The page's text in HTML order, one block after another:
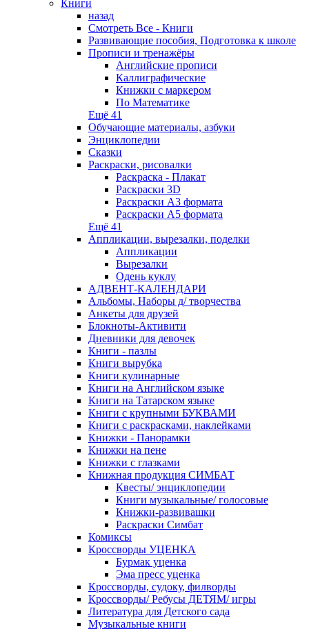
Книги
назад
Смотреть Все - Книги
Развивающие пособия, Подготовка к школе
Прописи и тренажёры
Английские прописи
Каллиграфические
Книжки с маркером
По Математике
Ещё 41
Обучающие материалы, азбуки
Энциклопедии
Сказки
Раскраски, рисовалки
Раскраска - Плакат
Раскраски 3D
Раскраски А3 формата
Раскраски А5 формата
Ещё 41
Аппликации, вырезалки, поделки
Аппликации
Вырезалки
Одень куклу
АДВЕНТ-КАЛЕНДАРИ
Альбомы, Наборы д/ творчества
Анкеты для друзей
Блокноты-Активити
Дневники для девочек
Книги - пазлы
Книги вырубка
Книги кулинарные
Книги на Английском языке
Книги на Татарском языке
Книги с крупными БУКВАМИ
Книги с раскрасками, наклейками
Книжки - Панорамки
Книжки на пене
Книжки с глазками
Книжная продукция СИМБАТ
Квесты/ энциклопедии
Книги музыкальные/ голосовые
Книжки-развивашки
Раскраски Симбат
Комиксы
Кроссворды УЦЕНКА
Бурмак уценка
Эма пресс уценка
Кроссворды, судоку, филворды
Кроссворды/ Ребусы ДЕТЯМ/ игры
Литература для Детского сада
Музыкальные книги